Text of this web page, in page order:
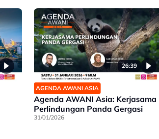
26:39
AGENDA AWANI ASIA
Agenda AWANI Asia: Kerjasama
Perlindungan Panda Gergasi
31/01/2026